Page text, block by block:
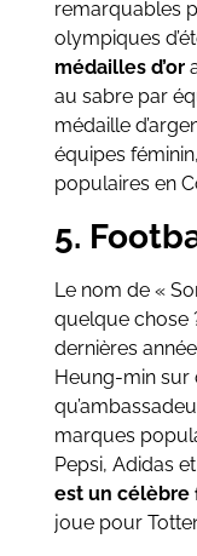
remarquables
olympiques
médailles d’or
au sabre par
médaille
équipes
populaires en
5.
Le nom de «
quelque chose
dernières
Heung-min sur
marques
Pepsi, Adidas
est un
joue pour